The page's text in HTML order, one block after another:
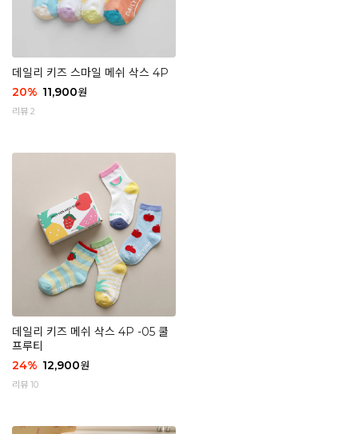
데일리 키즈 스마일 메쉬 삭스 4P
20% 11,900원
리뷰 2
데일리 키즈 메쉬 삭스 4P -05 쿨
프루티
24% 12,900원
리뷰 10